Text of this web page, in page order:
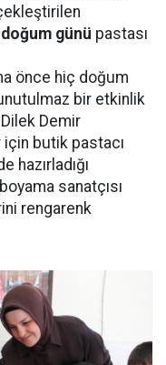
doğum günü pastası
önce hiç doğum
bir etkinlik
Demir
butik pastacı
hazırladığı
sanatçısı
rengarenk